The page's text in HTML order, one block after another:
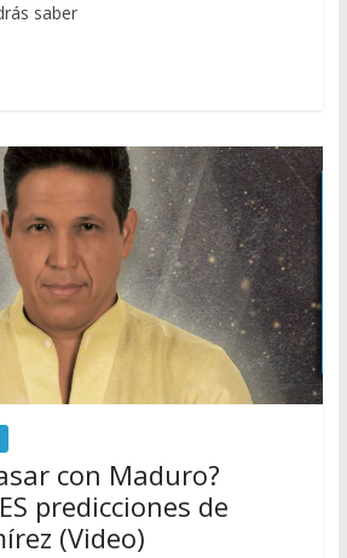
saber
con Maduro?
predicciones de
(Video)